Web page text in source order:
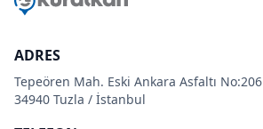
ADRES
Tepeören Mah. Eski Ankara Asfaltı No:206
34940 Tuzla / İstanbul